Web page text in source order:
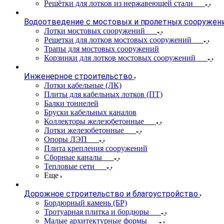
Решётки для лотков из нержавеющей стали
Водоотведение с мостовых и пролетных
Лотки мостовых сооружений
Решетки для лотков мостовых сооружений
Трапы для мостовых сооружений
Корзинки для лотков мостовых сооружений
Инженерное строительство
Лотки кабельные (ЛК)
Плиты для кабельных лотков (ПТ)
Балки тоннелей
Бруски кабельных каналов
Коллекторы железобетонные
Лотки железобетонные
Опоры ЛЭП
Плита крепления сооружений
Сборные каналы
Тепловые сети
Еще
Дорожное строительство и благоустройство
Бордюрный камень (БР)
Тротуарная плитка и бордюры
Малые архитектурные формы